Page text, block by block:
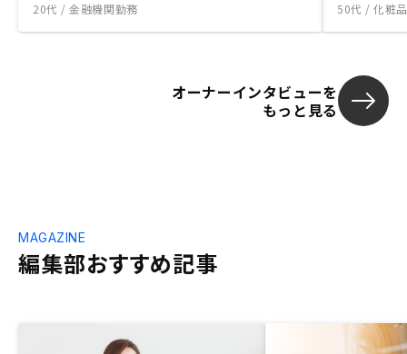
20代 / 金融機関勤務 50代 / 化粧
オーナーインタビューを
もっと見る
編集部おすすめ記事
MAGAZINE